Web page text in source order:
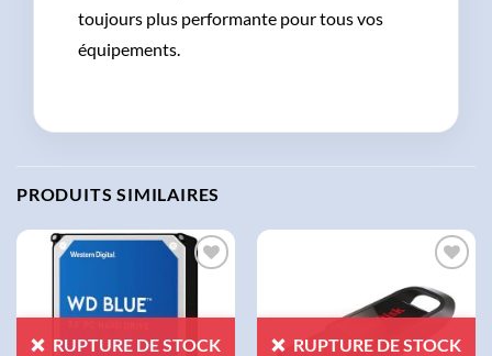
toujours plus performante pour tous vos
équipements.
PRODUITS SIMILAIRES
D'ENVIES
RUPTURE DE STOCK
AJOUTER
À LA
D'ENVIES
RUPTURE DE STOCK